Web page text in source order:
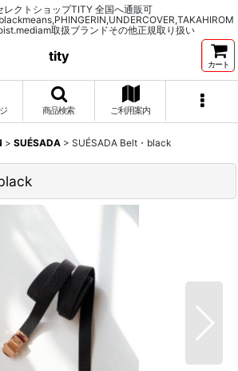
レクトショップTITY 全国へ通販可
取扱ブランドその他正規取り扱い
tity
カート
商品検索 ご利用案内
> SUÉSADA > SUÉSADA Belt・black